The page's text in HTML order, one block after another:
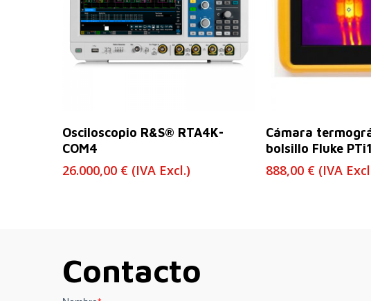
Leer Más
Osciloscopio R&S® RTA4K-
COM4
26.000,00 € (IVA Excl.)
Leer
Cámara
bolsillo Fluke
888,00 € (IVA
Contacto